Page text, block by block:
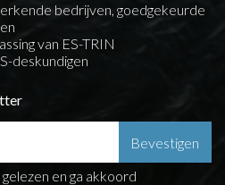
bedrijven, goedgekeurde
van ES-TRIN
deskundigen
en ga akkoord